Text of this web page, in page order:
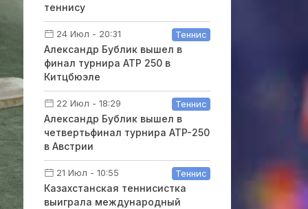
теннису
24 Июл - 20:31 Теннис
Александр Бублик вышел в
финал турнира ATP 250 в
Китцбюэле
22 Июл - 18:29 Теннис
Александр Бублик вышел в
четвертьфинал турнира ATP-250
в Австрии
21 Июл - 10:55 Теннис
Казахстанская теннисистка
выиграла международный